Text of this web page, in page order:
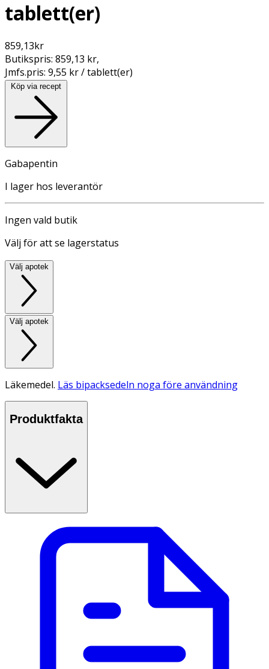
tablett(er)
859,13kr
Butikspris: 859,13 kr,
Jmfs.pris: 9,55 kr / tablett(er)
Köp via recept
Gabapentin
I lager hos leverantör
Ingen vald butik
Välj för att se lagerstatus
Välj apotek
Välj apotek
Läkemedel. Läs bipacksedeln noga före användning
Produktfakta